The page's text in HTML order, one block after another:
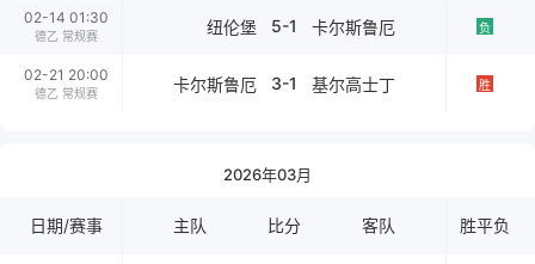
02-14 01:30
德乙 常规赛 纽伦堡 5-1 卡尔斯鲁厄 负
02-21 20:00
德乙 常规赛 卡尔斯鲁厄 3-1 基尔高士丁 胜
2026年03月
日期/赛事 主队 比分 客队 胜平负